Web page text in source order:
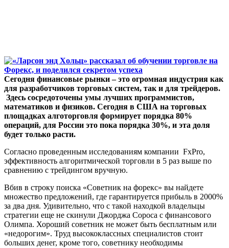
Сегодня финансовые рынки – это огромная индустрия как
для разработчиков торговых систем, так и для трейдеров.
Здесь сосредоточены умы лучших программистов,
математиков и физиков. Сегодня в США на торговых
площадках алготорговля формирует порядка 80%
операций, для России это пока порядка 30%, и эта доля
будет только расти.
Согласно проведенным исследованиям компании FxPro,
эффективность алгоритмической торговли в 5 раз выше по
сравнению с трейдингом вручную.
Вбив в строку поиска «Советник на форекс» вы найдете
множество предложений, где гарантируется прибыль в 2000%
за два дня. Удивительно, что с такой находкой владельцы
стратегии еще не скинули Джорджа Сороса с финансового
Олимпа. Хороший советник не может быть бесплатным или
«недорогим». Труд высококлассных специалистов стоит
больших денег, кроме того, советнику необходимы